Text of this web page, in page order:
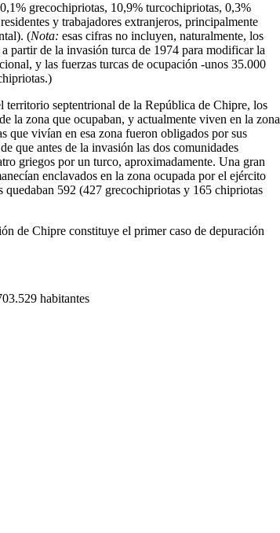
grecochipriotas, 10,9% turcochipriotas, 0,3%
y trabajadores extranjeros, principalmente
(Nota: esas cifras no incluyen, naturalmente, los
partir de la invasión turca de 1974 para modificar la
y las fuerzas turcas de ocupación -unos 35.000
septentrional de la República de Chipre, los
la zona que ocupaban, y actualmente viven en la zona
que vivían en esa zona fueron obligados por sus
que antes de la invasión las dos comunidades
griegos por un turco, aproximadamente. Una gran
enclavados en la zona ocupada por el ejército
592 (427 grecochipriotas y 165 chipriotas
de Chipre constituye el primer caso de depuración
habitantes